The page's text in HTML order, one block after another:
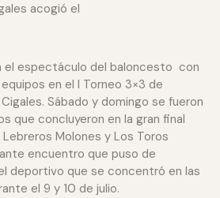
acogió el
el espectáculo del baloncesto con
en el I Torneo 3×3 de
Sábado y domingo se fueron
que concluyeron en la gran final
Molones y Los Toros
encuentro que puso de
deportivo que se concentró en las
el 9 y 10 de julio.